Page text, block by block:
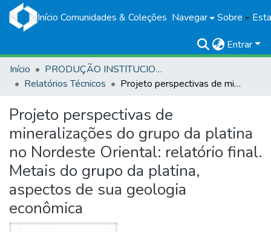
Início Comunidades & Coleções Navegar Sobre
Entrar
Início
PRODUÇÃO INSTITUCIONAL
Relatórios Técnicos
Projeto perspectivas de mineralizações do grupo da platina no Nordeste Oriental: relatório final. Metais do grupo da platina, aspectos de sua geologia econômica
Projeto perspectivas de
mineralizações do grupo da platina
no Nordeste Oriental: relatório final.
Metais do grupo da platina,
aspectos de sua geologia
econômica